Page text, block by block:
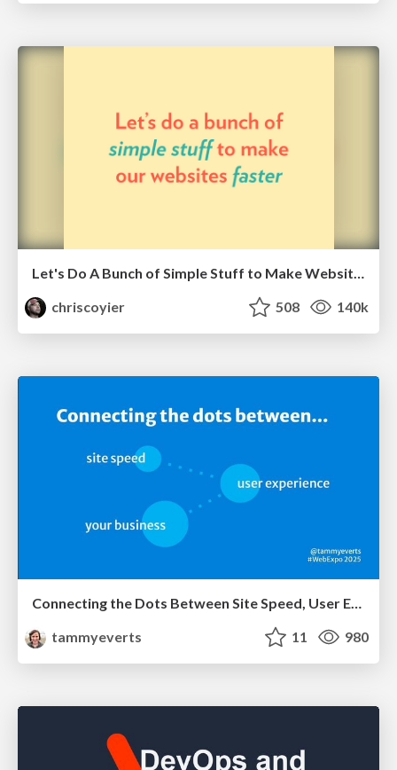
Let's Do A Bunch of Simple Stuff to Make Websites Faster
chriscoyier
508 140k
Connecting the Dots Between Site Speed, User Experience & Your Business [WebExpo 2025]
tammyeverts
11 980